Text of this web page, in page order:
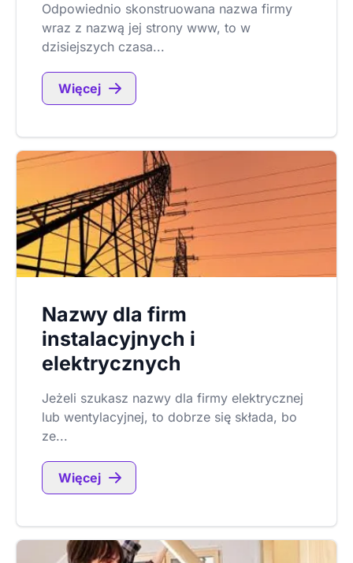
Odpowiednio skonstruowana nazwa firmy
wraz z nazwą jej strony www, to w
dzisiejszych czasa...
Więcej
Nazwy dla firm
instalacyjnych i
elektrycznych
Jeżeli szukasz nazwy dla firmy elektrycznej
lub wentylacyjnej, to dobrze się składa, bo
ze...
Więcej